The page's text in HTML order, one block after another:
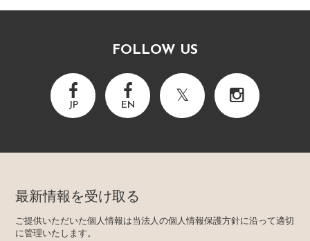
FOLLOW US
JP EN
最新情報を受け取る
ご提供いただいた個人情報は当法人の個人情報保護方針に沿って適切
に管理いたします。